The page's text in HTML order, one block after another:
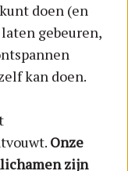
doen (en
gebeuren,
kan doen.
Onze
zijn